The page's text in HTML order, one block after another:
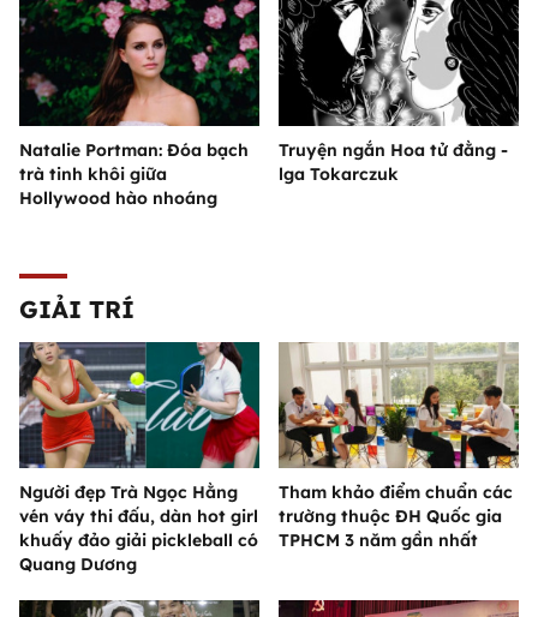
Natalie Portman: Đóa bạch
trà tinh khôi giữa
Hollywood hào nhoáng
Truyện ngắn Hoa tử đằng -
lga Tokarczuk
GIẢI TRÍ
Người đẹp Trà Ngọc Hằng
vén váy thi đấu, dàn hot girl
khuấy đảo giải pickleball có
Quang Dương
Tham khảo điểm chuẩn các
trường thuộc ĐH Quốc gia
TPHCM 3 năm gần nhất